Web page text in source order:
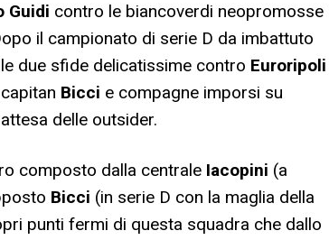
Guidi contro le biancoverdi neopromosse
il campionato di serie D da imbattuto
due sfide delicatissime contro Euroripoli
Bicci e compagne imporsi su
delle outsider.
composto dalla centrale Iacopini (a
Bicci (in serie D con la maglia della
punti fermi di questa squadra che dallo